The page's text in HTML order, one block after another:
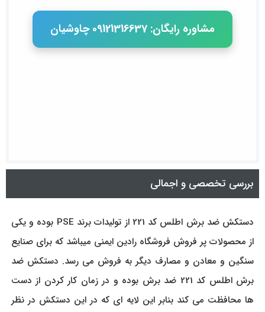
مشاوره رایگان: 09121316637 چاوشیان
بررسی تخصصی و اجمالی
دستکش ضد برش اطلس کد 221 از تولیدات برند PSE بوده و یکی
از محصولات پر فروش فروشگاه رادین ایمنی میباشد که برای صنایع
سنگین و معادن و مصارف دیگر به فروش می رسد. دستکش ضد
برش اطلس کد 221 ضد برش بوده و در زمان کار کردن از دست
ها محافظت می کند بنابر این لایه ای که در این دستکش در نظر